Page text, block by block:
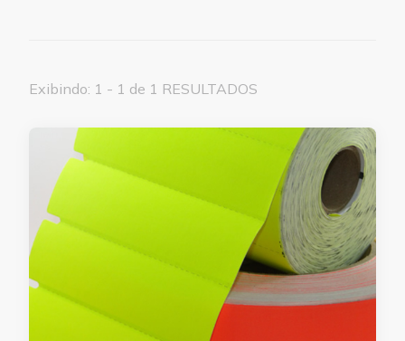
Exibindo: 1 - 1 de 1 RESULTADOS